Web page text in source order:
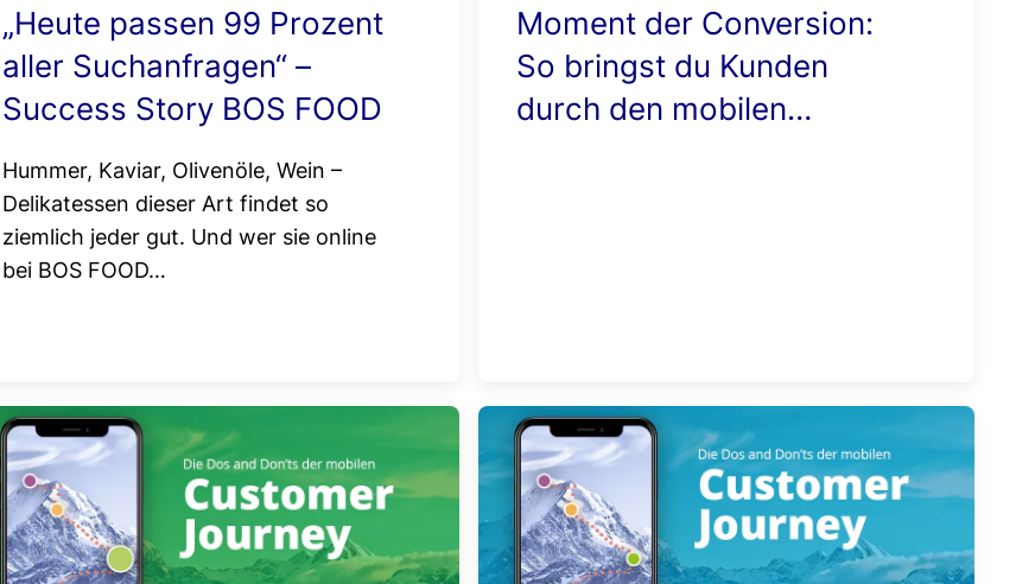
„Heute passen 99 Prozent
aller Suchanfragen“ –
Success Story BOS FOOD
Hummer, Kaviar, Olivenöle, Wein –
Delikatessen dieser Art findet so
ziemlich jeder gut. Und wer sie online
bei BOS FOOD…
Moment der Conversion:
So bringst du Kunden
durch den mobilen